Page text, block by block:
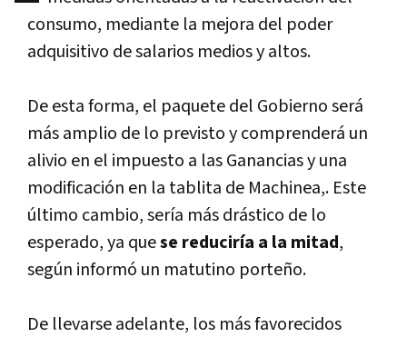
consumo, mediante la mejora del poder
adquisitivo de salarios medios y altos.
De esta forma, el paquete del Gobierno será
más amplio de lo previsto y comprenderá un
alivio en el impuesto a las Ganancias y una
modificación en la tablita de Machinea,. Este
último cambio, serí­a más drástico de lo
esperado, ya quese reducirí­a a la mitad,
según informó un matutino porteño.
De llevarse adelante, los más favorecidos